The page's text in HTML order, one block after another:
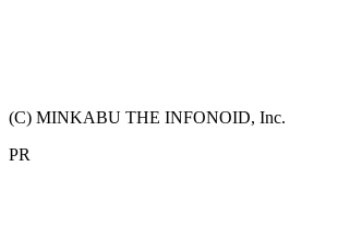
(C) MINKABU THE INFONOID, Inc.
PR